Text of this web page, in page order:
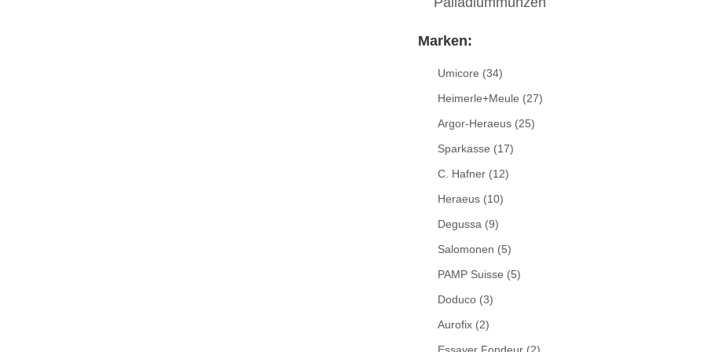
Marken:
Umicore (34)
Heimerle+Meule (27)
Argor-Heraeus(25)
Sparkasse (17)
C. Hafner(12)
Heraeus(10)
Degussa (9)
Salomonen (5)
PAMP Suisse (5)
Doduco(3)
Aurofix(2)
Essayer Fondeur(2)